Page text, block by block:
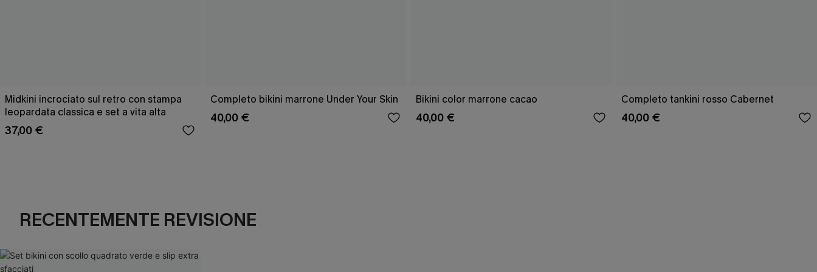
Midkini incrociato sul retro con stampa
leopardata classica e set a vita alta
37,00 €
Completo bikini marrone Under Your Skin
40,00 €
Bikini color marrone cacao
40,00 €
Completo tankini rosso Cabernet
40,00 €
RECENTEMENTE REVISIONE